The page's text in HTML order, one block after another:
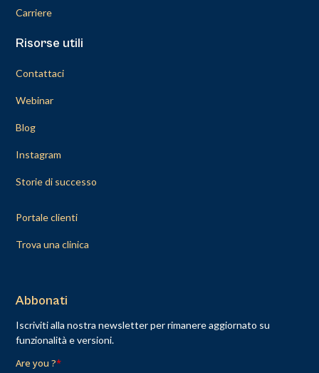
Carriere
Risorse utili
Contattaci
Webinar
Blog
Instagram
Storie di successo
Portale clienti
Trova una clinica
Abbonati
Iscriviti alla nostra newsletter per rimanere aggiornato su
funzionalità e versioni.